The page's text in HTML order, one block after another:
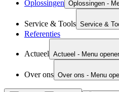
Oplossingen Oplossingen -
Service & Tools Service &
Referenties
Actueel Actueel - Menu
Over ons Over ons - Menu